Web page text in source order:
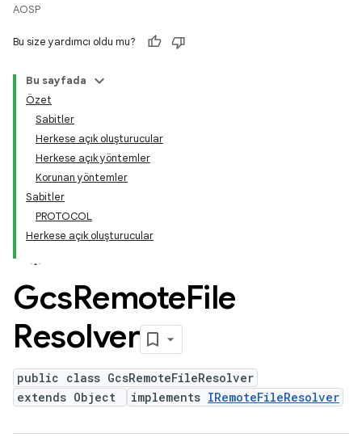
AOSP
Bu size yardımcı oldu mu?
Bu sayfada
Özet
Sabitler
Herkese açık oluşturucular
Herkese açık yöntemler
Korunan yöntemler
Sabitler
PROTOCOL
Herkese açık oluşturucular
GcsRemoteFile
Resolver
public class GcsRemoteFileResolver
extends Object
implements IRemoteFileResolver